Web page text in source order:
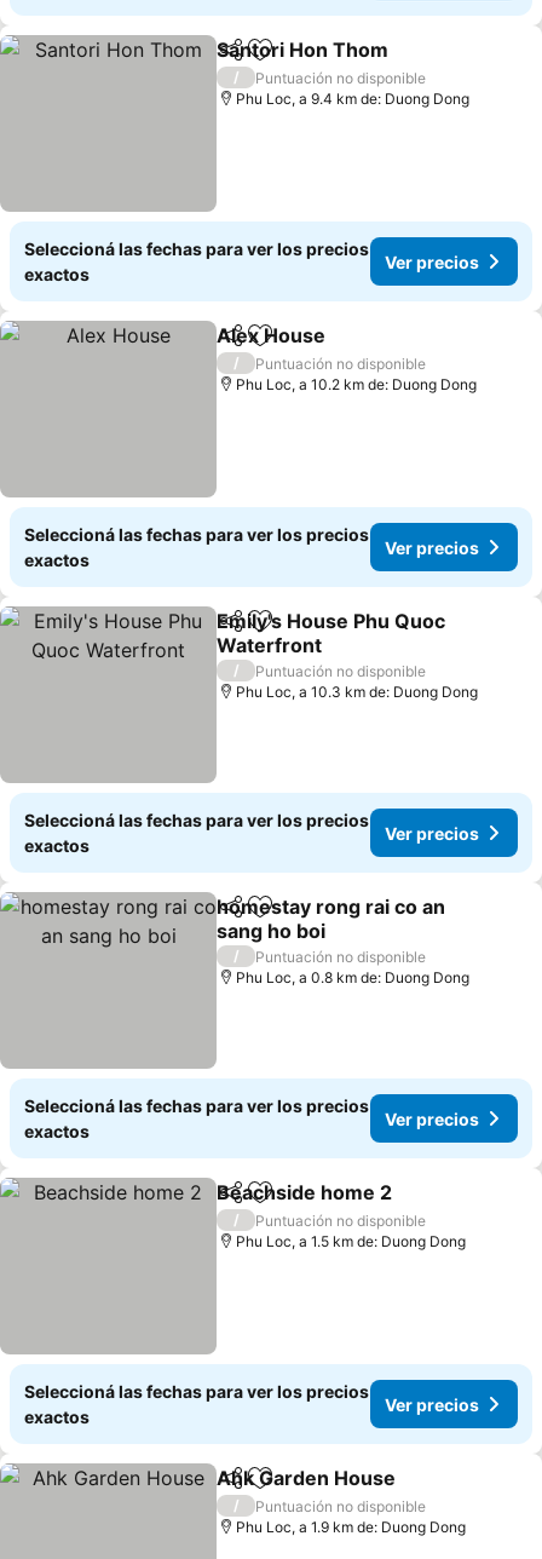
CompartirAñadir a favoritos
Santori Hon Thom
/
Puntuación no disponible
Phu Loc, a 9.4 km de: Duong Dong
Seleccioná las fechas para ver los precios
exactos
Ver precios
CompartirAñadir a favoritos
Alex House
/
Puntuación no disponible
Phu Loc, a 10.2 km de: Duong Dong
Seleccioná las fechas para ver los precios
exactos
Ver precios
CompartirAñadir a favoritos
Emily's House Phu Quoc
Waterfront
/
Puntuación no disponible
Phu Loc, a 10.3 km de: Duong Dong
Seleccioná las fechas para ver los precios
exactos
Ver precios
CompartirAñadir a favoritos
homestay rong rai co an
sang ho boi
/
Puntuación no disponible
Phu Loc, a 0.8 km de: Duong Dong
Seleccioná las fechas para ver los precios
exactos
Ver precios
CompartirAñadir a favoritos
Beachside home 2
/
Puntuación no disponible
Phu Loc, a 1.5 km de: Duong Dong
Seleccioná las fechas para ver los precios
exactos
Ver precios
CompartirAñadir a favoritos
Ahk Garden House
/
Puntuación no disponible
Phu Loc, a 1.9 km de: Duong Dong